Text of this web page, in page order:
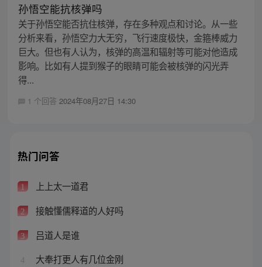
孙悟空能抗核弹吗
关于孙悟空能否抗住核弹，存在多种观点和讨论。从一些
分析来看，孙悟空力大无穷，飞行速度极快，金箍棒威力
巨大。但也有人认为，核弹的高温和辐射等可能对他造成
影响。比如有人提到猴子的眼睛可能会被核弹的闪光弄
得...
1 个回答 2024年08月27日 14:30
热门问答
1 上上太一道君
2 接触懂儒释道的人好吗
3 吕道人是谁
4 大奉打更人有几位金刚